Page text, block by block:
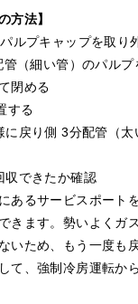
方法】
ルプキャップを取り
（細い管）のパルプ
閉める
する
に戻り側 3分配管（太
収できたか確認
あるサービスポート
きます。勢いよくガ
いため、もう一度も
て、強制冷房運転か